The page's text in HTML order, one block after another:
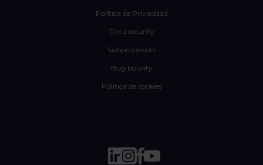
Política de Privacidad
Data security
Subprocessors
Bug bounty
Política de cookies